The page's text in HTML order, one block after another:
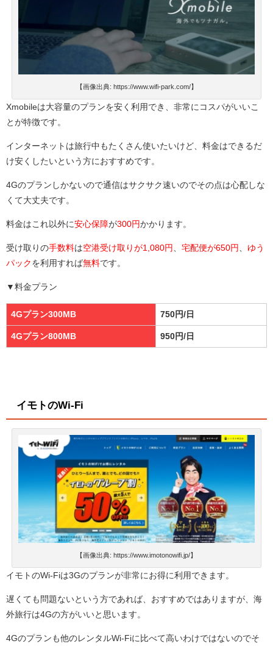
【画像出典: https://www.wifi-park.com/】
Xmobileは大容量のプランを安く利用でき、非常にコスパがいいこ
とが特徴です。
インターネットは旅行中もたくさん使いたいけど、料金はできるだ
け安くしたいという方におすすめです。
4Gのプランしかないので通信はサクサク速いのでその点は心配しな
くて大丈夫です。
料金はこれ以外に安心保障が300円かかります。
受け取りの手数料は空港受け取りが1,080円 宅配便が650円
ゆう
パック を利用すれば無料です。
▼料金プラン
4Gプラン300MB 750円/日
4Gプラン800MB 950円/日
イモトのWi-Fi
【画像出典: https://www.imotonowifi.jp/】
イモトのWi-Fiは3Gのプランが非常にお得に利用できます。
遅くても問題ないという方であれば、おすすめではありますが、海
外旅行は4Gの方がいいと思います。
4Gのプランも他のレンタルWi-Fiに比べて高いわけではないのでそ